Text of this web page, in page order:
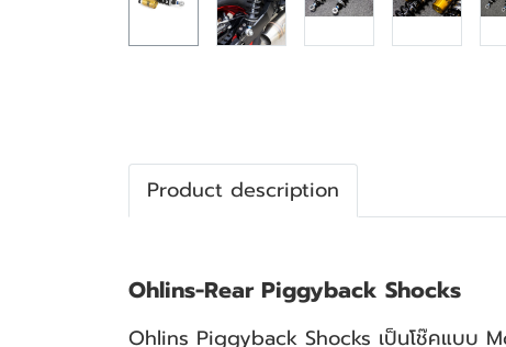
Product description
Ohlins-Rear Piggyback Shocks
Ohlins Piggyback Shocks เป็นโช๊คแบบ